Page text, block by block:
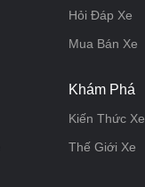
Hỏi Đáp Xe
Mua Bán Xe
Khám Phá
Kiến Thức Xe
Thế Giới Xe